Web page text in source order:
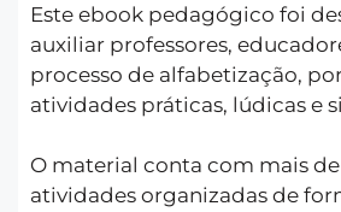
Este ebook pedagógico foi
auxiliar professores,
processo de alfabetização,
atividades práticas, lúdicas e
O material conta com mais
atividades organizadas de